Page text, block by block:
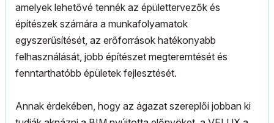
amelyek lehetővé tennék az épülettervezők és
építészek számára a munkafolyamatok
egyszerűsítését, az erőforrások hatékonyabb
felhasználását, jobb építészet megteremtését és
fenntarthatóbb épületek fejlesztését.
Annak érdekében, hogy az ágazat szereplői jobban ki